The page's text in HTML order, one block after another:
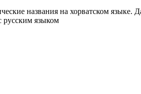
названия на хорватском языке.
русским языком